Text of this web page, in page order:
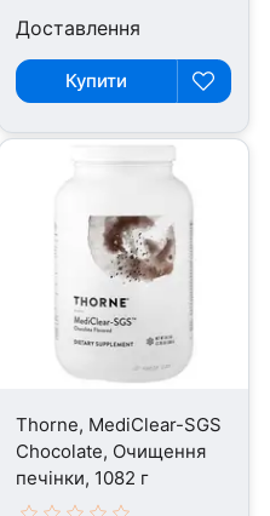
Доставлення
Купити
Thorne, MediClear-SGS
Chocolate, Очищення
печінки, 1082 г